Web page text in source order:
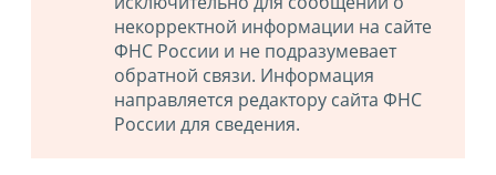
некорректной информации на сайте
ФНС России и не подразумевает
обратной связи. Информация
направляется редактору сайта ФНС
России для сведения.